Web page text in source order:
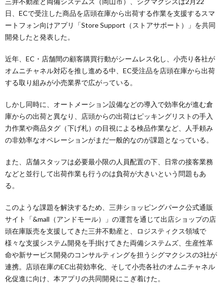
日、ECで受注した商品を店頭在庫から出荷する作業を支援するスマ
ートフォン向けアプリ「Store Support（ストアサポート）」を共同
開発したと発表した。
近年、EC・店舗間の顧客購買行動がシームレス化し、小売り各社が
オムニチャネル対応を推し進める中、EC受注品を店頭在庫から出荷
する取り組みが小売業界で広がっている。
しかし同時に、オートメーション設備などの導入で効率化が進む倉
庫からの出荷と異なり、店頭からの出荷はピッキングリストの手入
力作業や商品タグ（下げ札）の目視による検品作業など、人手頼み
の非効率なオペレーションがまだ一般的なのが課題となっている。
また、店舗スタッフは必要最小限の人員配置の下、日常の接客業務
などと並行して出荷作業も行うのは負荷が大きいという問題もあ
る。
このような課題を解決するため、三井ショッピングパーク公式通販
サイト「&mall（アンドモール）」の運営を通じて出店ショップの店
頭在庫販売を支援してきた三井不動産と、ロジスティクス領域で
様々な支援システム開発を手掛けてきた両備システムズ、生産性革
命や新サービス開発のコンサルティングを担うシグマクシスの3社が
連携。店頭在庫のEC出荷効率化、そして小売各社のオムニチャネル
化促進に向け、本アプリの共同開発にこぎ着けた。